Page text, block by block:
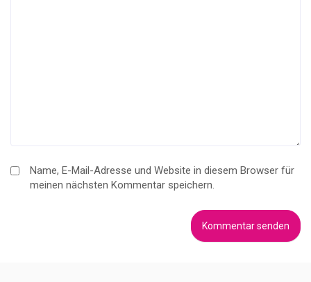
Name, E-Mail-Adresse und Website in diesem Browser für
meinen nächsten Kommentar speichern.